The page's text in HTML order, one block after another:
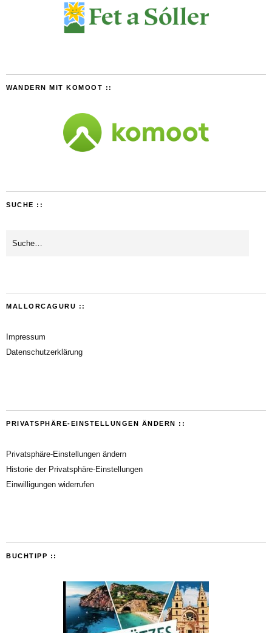
WANDERN MIT KOMOOT ::
SUCHE ::
MALLORCAGURU ::
Impressum
Datenschutzerklärung
PRIVATSPHÄRE-EINSTELLUNGEN ÄNDERN ::
Privatsphäre-Einstellungen ändern
Historie der Privatsphäre-Einstellungen
Einwilligungen widerrufen
BUCHTIPP ::